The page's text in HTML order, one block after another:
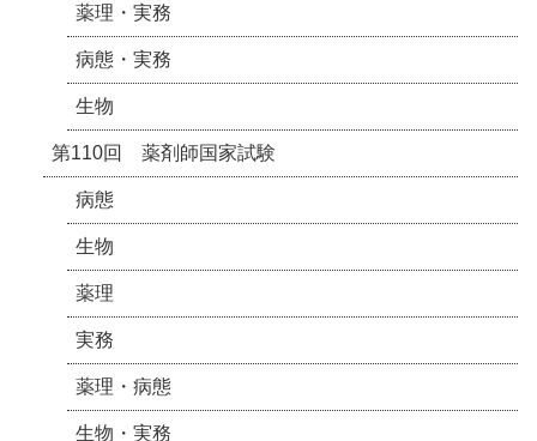
薬理・実務
病態・実務
生物
第110回 薬剤師国家試験
病態
生物
薬理
実務
薬理・病態
生物・実務